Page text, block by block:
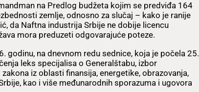
na Predlog budžeta kojim se predviđa 164
zemlje, odnosno za slučaj – kako je ranije
da Naftna industrija Srbije ne dobije licencu
mora preduzeti odgovarajuće poteze.
godinu, na dnevnom redu sednice, koja je počela 25.
leks specijalisa o Generalštabu, izbor
iz oblasti finansija, energetike, obrazovanja,
kao i više međunarodnih sporazuma i ugovora